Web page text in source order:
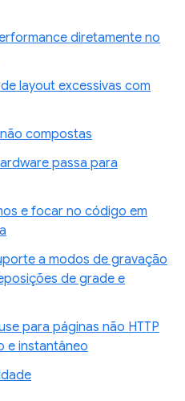
diretamente no
layout excessivas com
compostas
passa para
e focar no código em
a modos de gravação
de grade e
para páginas não HTTP
e instantâneo